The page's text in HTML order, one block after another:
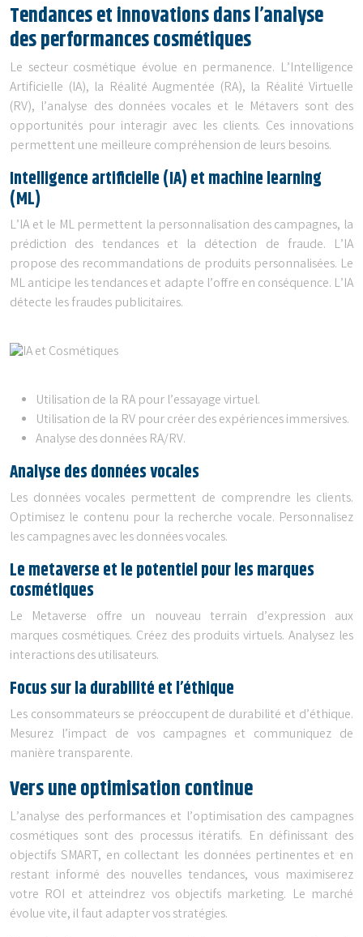
Tendances et innovations dans l’analyse
des performances cosmétiques
Le secteur cosmétique évolue en permanence. L’Intelligence
Artificielle (IA), la Réalité Augmentée (RA), la Réalité Virtuelle
(RV), l’analyse des données vocales et le Métavers sont des
opportunités pour interagir avec les clients. Ces innovations
permettent une meilleure compréhension de leurs besoins.
Intelligence artificielle (IA) et machine learning
(ML)
L’IA et le ML permettent la personnalisation des campagnes, la
prédiction des tendances et la détection de fraude. L’IA
propose des recommandations de produits personnalisées. Le
ML anticipe les tendances et adapte l’offre en conséquence. L’IA
détecte les fraudes publicitaires.
Utilisation de la RA pour l’essayage virtuel.
Utilisation de la RV pour créer des expériences immersives.
Analyse des données RA/RV.
Analyse des données vocales
Les données vocales permettent de comprendre les clients.
Optimisez le contenu pour la recherche vocale. Personnalisez
les campagnes avec les données vocales.
Le metaverse et le potentiel pour les marques
cosmétiques
Le Metaverse offre un nouveau terrain d’expression aux
marques cosmétiques. Créez des produits virtuels. Analysez les
interactions des utilisateurs.
Focus sur la durabilité et l’éthique
Les consommateurs se préoccupent de durabilité et d’éthique.
Mesurez l’impact de vos campagnes et communiquez de
manière transparente.
Vers une optimisation continue
L’analyse des performances et l’optimisation des campagnes
cosmétiques sont des processus itératifs. En définissant des
objectifs SMART, en collectant les données pertinentes et en
restant informé des nouvelles tendances, vous maximiserez
votre ROI et atteindrez vos objectifs marketing. Le marché
évolue vite, il faut adapter vos stratégies.